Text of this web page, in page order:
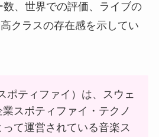
数、世界での評価、ライブの
クラスの存在感を示してい
ポティファイ）は、スウェ
スポティファイ・テクノ
って運営されている音楽ス